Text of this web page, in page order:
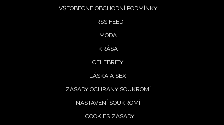
VŠEOBECNÉ OBCHODNÍ PODMÍNKY
RSS FEED
MÓDA
KRÁSA
CELEBRITY
LÁSKA A SEX
ZÁSADY OCHRANY SOUKROMÍ
NASTAVENÍ SOUKROMÍ
COOKIES ZÁSADY